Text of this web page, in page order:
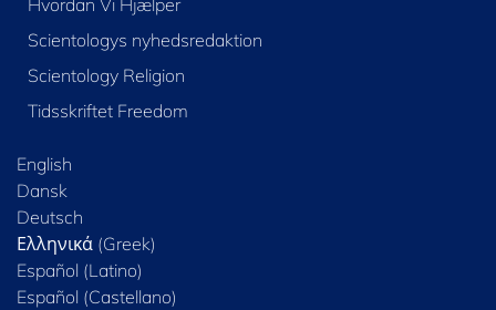
Hvordan Vi Hjælper
Scientologys nyhedsredaktion
Scientology Religion
Tidsskriftet Freedom
English
Dansk
Deutsch
Ελληνικά (Greek)
Español (Latino)
Español (Castellano)